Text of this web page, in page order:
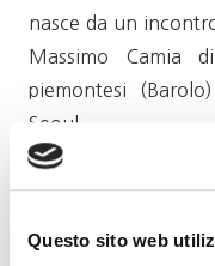
Questo sito web
nasce da un
Massimo Camia
piemontesi
Seoul.
Kim si è poi
Antonino